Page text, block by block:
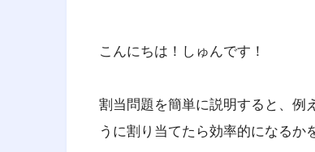
こんにちは！しゅんです！
割当問題を簡単に説明すると、例
うに割り当てたら効率的になるか